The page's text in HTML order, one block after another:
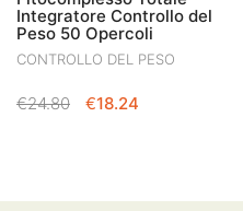
Integratore Controllo del
Peso 50 Opercoli
CONTROLLO DEL PESO
€24.80
IL
€18.24